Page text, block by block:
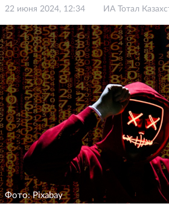
22 июня 2024, 12:34 ИА Тотал
Фото: Pixabay